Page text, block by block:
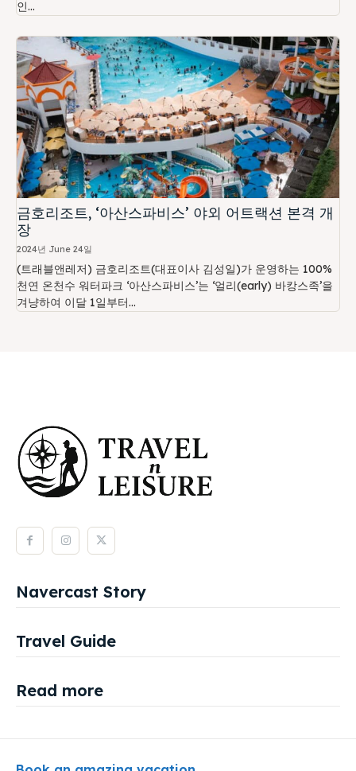
인...
금호리조트, ‘아산스파비스’ 야외 어트랙션 본격 개
장
2024년 June 24일
(트래블앤레저) 금호리조트(대표이사 김성일)가 운영하는 100%
천연 온천수 워터파크 ‘아산스파비스’는 ‘얼리(early) 바캉스족’을
겨냥하여 이달 1일부터...
Navercast Story
Travel Guide
Read more